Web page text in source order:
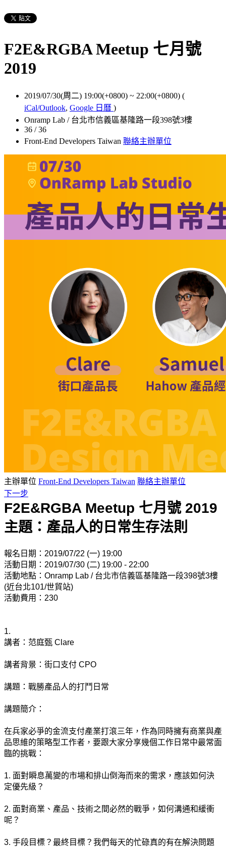
F2E&RGBA Meetup 七月號
2019
2019/07/30(周二) 19:00(+0800) ~ 22:00(+0800) (
iCal/Outlook, Google 日曆 )
Onramp Lab / 台北市信義區基隆路一段398號3樓
36 / 36
Front-End Developers Taiwan 聯絡主辦單位
主辦單位 Front-End Developers Taiwan 聯絡主辦單位
下一步
F2E&RGBA Meetup 七月號 2019
主題：產品人的日常生存法則
報名日期：2019/07/22 (一) 19:00
活動日期：2019/07/30 (二) 19:00 - 22:00
活動地點：Onramp Lab / 台北市信義區基隆路一段398號3樓
(近台北101/世貿站)
活動費用： 230
1.
講者：范庭甄 Clare
講者背景：街口支付 CPO
講題：戰勝產品人的打鬥日常
講題簡介：
在兵家必爭的金流支付產業打滾三年，作為同時擁有商業與產
品思維的策略型工作者，要跟大家分享幾個工作日常中最常面
臨的挑戰：
1. 面對瞬息萬變的市場和排山倒海而來的需求，應該如何決
定優先級？
2. 面對商業、產品、技術之間必然的戰爭，如何溝通和緩衝
呢？
3. 手段目標？最終目標？我們每天的忙碌真的有在解決問題